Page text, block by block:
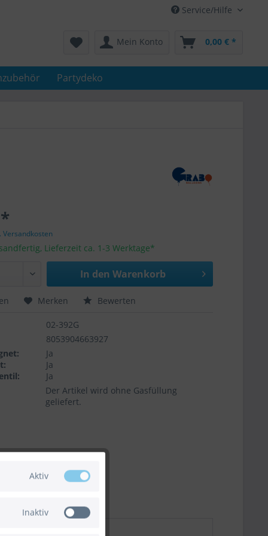
Service/Hilfe
Mein Konto 0,00 € *
Partydeko
Versandkosten
Lieferzeit ca. 1-3 Werktage*
In den Warenkorb
Merken Bewerten
02-392G
8053904663927
Ja
Ja
Ja
Der Artikel wird ohne Gasfüllung
geliefert.
Aktiv
Inaktiv